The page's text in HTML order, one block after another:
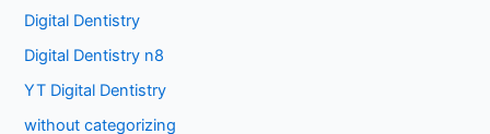
Digital Dentistry
Digital Dentistry n8
YT Digital Dentistry
without categorizing